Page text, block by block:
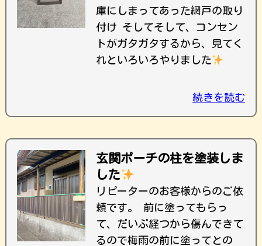
庫にしまってあった網戸の取り
付け そしてそして、コンセン
トがガタガタするから、見てく
れといろいろやりました
続きを読む
玄関ポーチの柱を塗装しま
した
リピーターのお客様からのご依
頼です。 前に塗ってもらっ
て、だいぶ経つから傷んできて
るので梅雨の前に塗ってとの